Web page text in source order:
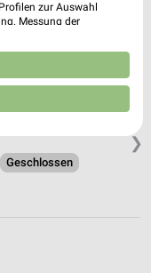
Geschlossen
❯
Geschlossen
zur Auswahl
Messung der
Entwicklung und
Daten zur Auswahl
und in die